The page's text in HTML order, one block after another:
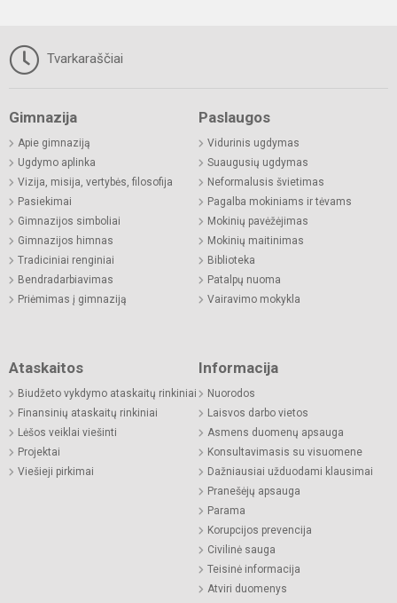
Tvarkaraščiai
Gimnazija
Apie gimnaziją
Ugdymo aplinka
Vizija, misija, vertybės, filosofija
Pasiekimai
Gimnazijos simboliai
Gimnazijos himnas
Tradiciniai renginiai
Bendradarbiavimas
Priėmimas į gimnaziją
Paslaugos
Vidurinis ugdymas
Suaugusių ugdymas
Neformalusis švietimas
Pagalba mokiniams ir tėvams
Mokinių pavėžėjimas
Mokinių maitinimas
Biblioteka
Patalpų nuoma
Vairavimo mokykla
Ataskaitos
Biudžeto vykdymo ataskaitų rinkiniai
Finansinių ataskaitų rinkiniai
Lėšos veiklai viešinti
Projektai
Viešieji pirkimai
Informacija
Nuorodos
Laisvos darbo vietos
Asmens duomenų apsauga
Konsultavimasis su visuomene
Dažniausiai užduodami klausimai
Pranešėjų apsauga
Parama
Korupcijos prevencija
Civilinė sauga
Teisinė informacija
Atviri duomenys